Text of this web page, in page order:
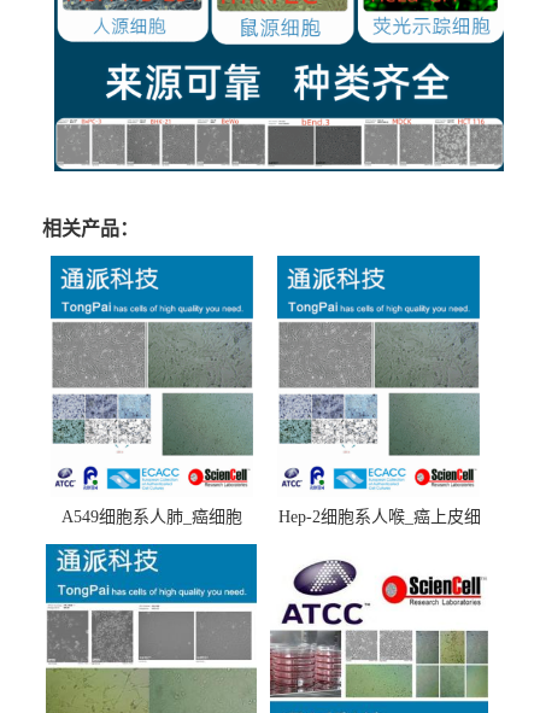
相关产品：
A549细胞系人肺_癌细胞
(A549细胞)
Hep-2细胞系人喉_癌上皮细